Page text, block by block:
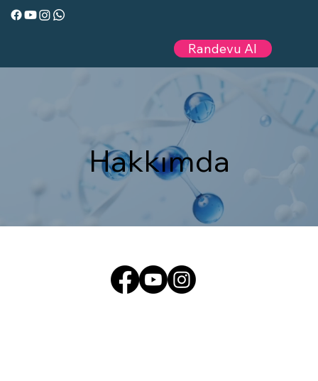
Randevu Al
Hakkımda